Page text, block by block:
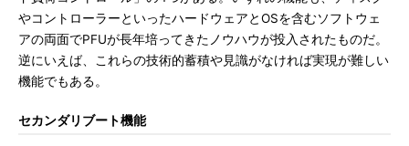
やコントローラーといったハードウェアとOSを含むソフトウェ
アの両面でPFUが長年培ってきたノウハウが投入されたものだ。
逆にいえば、これらの技術的蓄積や見識がなければ実現が難しい
機能でもある。
セカンダリブート機能